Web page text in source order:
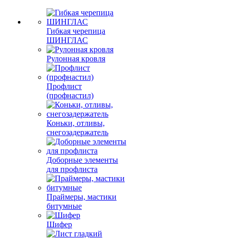
Гибкая черепица
ШИНГЛАС
Рулонная кровля
Профлист
(профнастил)
Коньки, отливы,
снегозадержатель
Доборные элементы
для профлиста
Праймеры, мастики
битумные
Шифер